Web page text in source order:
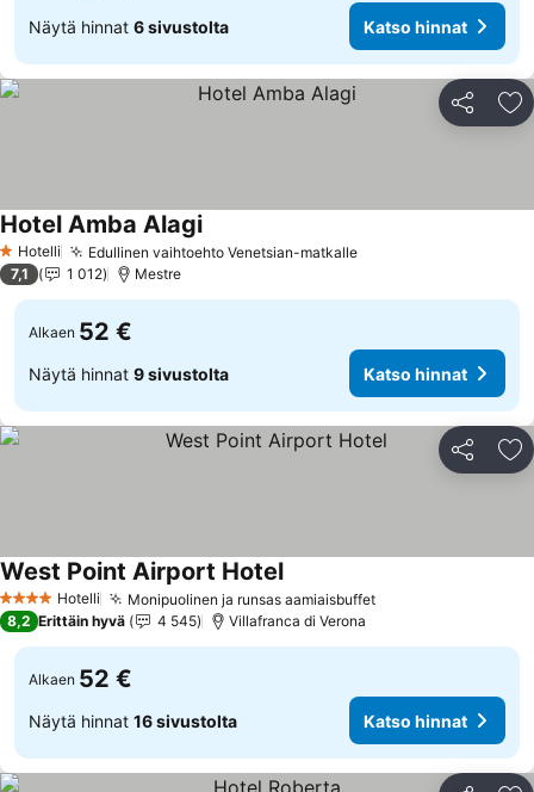
Näytä hinnat 6 sivustolta Katso hinnat
Jaa
1 Tähtiluokitus
Hotelli Edullinen vaihtoehto Venetsian-matkalleKatso hinnat
Hotel Amba AlagiKatso hinnat
7,1 1 012 Mestre
Alkaen 52 €
Näytä hinnat 9 sivustolta Katso hinnat
Jaa
4 Tähtiluokitus
Hotelli Monipuolinen ja runsas aamiaisbuffetKatso hinnat
West Point Airport HotelKatso hinnat
8,2 Erittäin hyvä 4 545 Villafranca di Verona
Alkaen 52 €
Näytä hinnat 16 sivustolta Katso hinnat